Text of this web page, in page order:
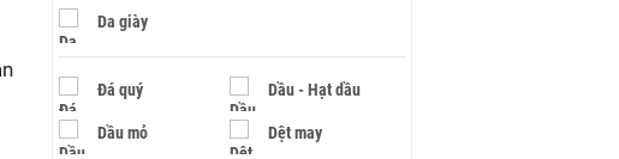
Da giày
Đá quý Dầu - Hạt dầu
Dầu mỏ Dệt may